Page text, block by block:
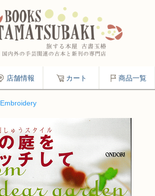
店舗情報 カート 商品一覧
Embroidery